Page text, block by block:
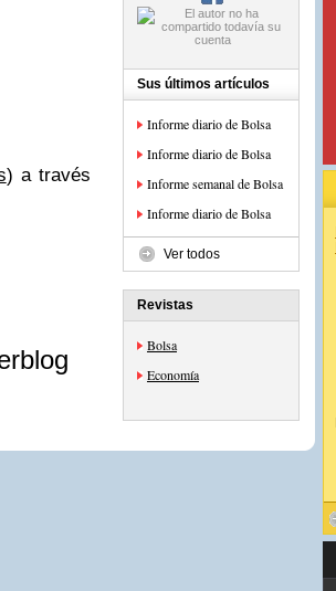
) a través
Sus últimos artículos
Informe diario de Bolsa
Informe diario de Bolsa
Informe semanal de Bolsa
Informe diario de Bolsa
Ver todos
Revistas
Bolsa
Economía